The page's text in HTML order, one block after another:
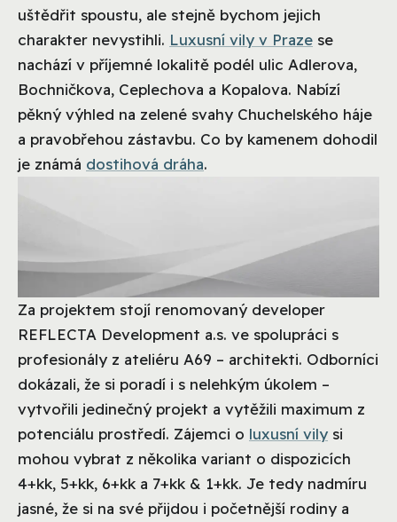
uštědřit spoustu, ale stejně bychom jejich
charakter nevystihli. Luxusní vily v Praze se
nachází v příjemné lokalitě podél ulic Adlerova,
Bochničkova, Ceplechova a Kopalova. Nabízí
pěkný výhled na zelené svahy Chuchelského háje
a pravobřehou zástavbu. Co by kamenem dohodil
je známá dostihová dráha.
Za projektem stojí renomovaný developer
REFLECTA Development a.s. ve spolupráci s
profesionály z ateliéru A69 – architekti. Odborníci
dokázali, že si poradí i s nelehkým úkolem –
vytvořili jedinečný projekt a vytěžili maximum z
potenciálu prostředí. Zájemci o luxusní vily si
mohou vybrat z několika variant o dispozicích
4+kk, 5+kk, 6+kk a 7+kk & 1+kk. Je tedy nadmíru
jasné, že si na své přijdou i početnější rodiny a